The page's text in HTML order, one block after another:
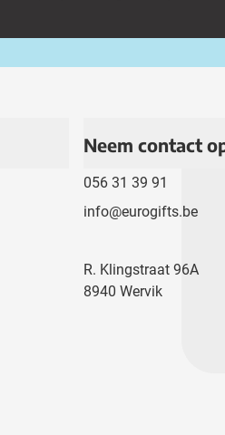
Neem contact
056 31 39 91
info@eurogifts.be
R. Klingstraat 96A
8940 Wervik